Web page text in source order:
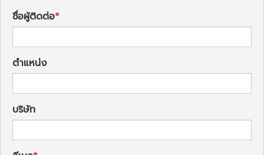
ชื่อผู้ติดต่อ
ตำแหน่ง
บริษัท